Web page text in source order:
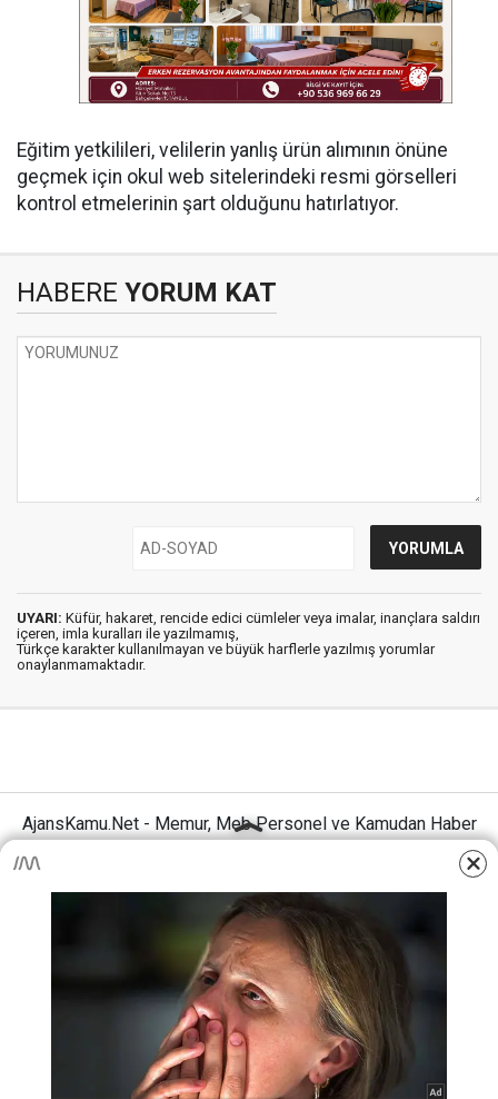
Eğitim yetkilileri, velilerin yanlış ürün alımının önüne
geçmek için okul web sitelerindeki resmi görselleri
kontrol etmelerinin şart olduğunu hatırlatıyor.
HABERE YORUM KAT
UYARI: Küfür, hakaret, rencide edici cümleler veya imalar, inançlara saldırı
içeren, imla kuralları ile yazılmamış,
Türkçe karakter kullanılmayan ve büyük harflerle yazılmış yorumlar
onaylanmamaktadır.
AjansKamu.Net - Memur, Meb Personel ve Kamudan Haber
İletişim
MEB Personel – Öğretmen Haberleri
Haber Portalı Yazılımı